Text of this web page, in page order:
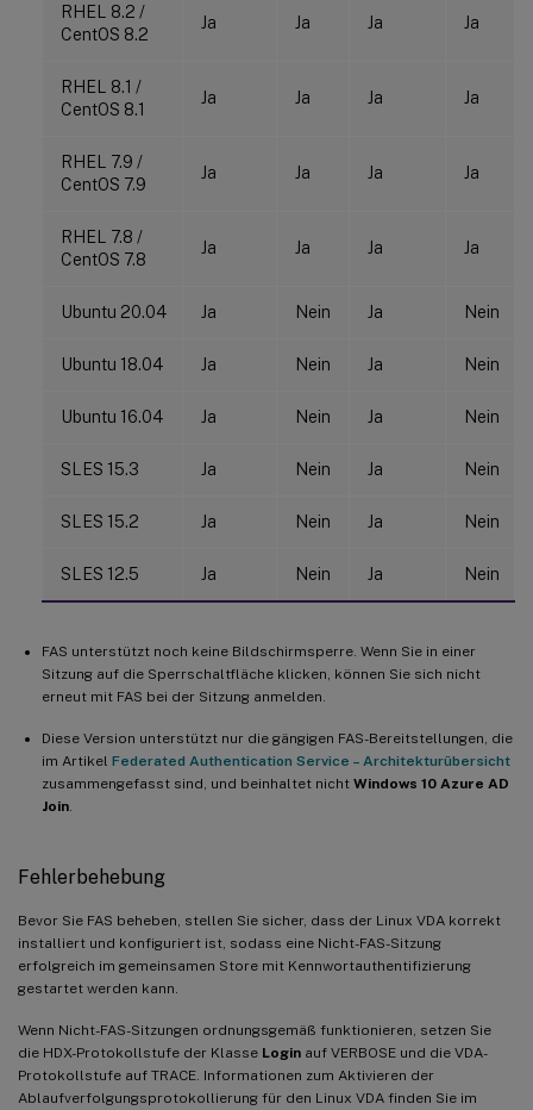
RHEL 8.2 /
CentOS 8.2
Ja Ja Ja Ja
RHEL 8.1 /
CentOS 8.1
Ja Ja Ja Ja
RHEL 7.9 /
CentOS 7.9
Ja Ja Ja Ja
RHEL 7.8 /
CentOS 7.8
Ja Ja Ja Ja
Ubuntu 20.04 Ja Nein Ja Nein
Ubuntu 18.04 Ja Nein Ja Nein
Ubuntu 16.04 Ja Nein Ja Nein
SLES 15.3 Ja Nein Ja Nein
SLES 15.2 Ja Nein Ja Nein
SLES 12.5 Ja Nein Ja Nein
FAS unterstützt noch keine Bildschirmsperre. Wenn Sie in einer
Sitzung auf die Sperrschaltfläche klicken, können Sie sich nicht
erneut mit FAS bei der Sitzung anmelden.
Diese Version unterstützt nur die gängigen FAS-Bereitstellungen, die
im Artikel Federated Authentication Service – Architekturübersicht
zusammengefasst sind, und beinhaltet nicht Windows 10 Azure AD
Join
Fehlerbehebung
Bevor Sie FAS beheben, stellen Sie sicher, dass der Linux VDA korrekt
installiert und konfiguriert ist, sodass eine Nicht-FAS-Sitzung
erfolgreich im gemeinsamen Store mit Kennwortauthentifizierung
gestartet werden kann.
Wenn Nicht-FAS-Sitzungen ordnungsgemäß funktionieren, setzen Sie
die HDX-Protokollstufe der Klasse Login auf VERBOSE und die VDA-
Protokollstufe auf TRACE. Informationen zum Aktivieren der
Ablaufverfolgungsprotokollierung für den Linux VDA finden Sie im